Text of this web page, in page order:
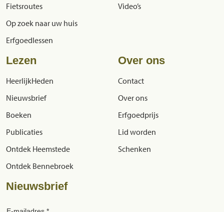
Fietsroutes
Op zoek naar uw huis
Erfgoedlessen
Video’s
Lezen
HeerlijkHeden
Nieuwsbrief
Boeken
Publicaties
Ontdek Heemstede
Ontdek Bennebroek
Over ons
Contact
Over ons
Erfgoedprijs
Lid worden
Schenken
Nieuwsbrief